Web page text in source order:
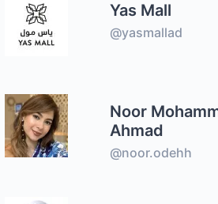
Yas Mall
@yasmallad
Noor
Ahmad
@noor.odehh